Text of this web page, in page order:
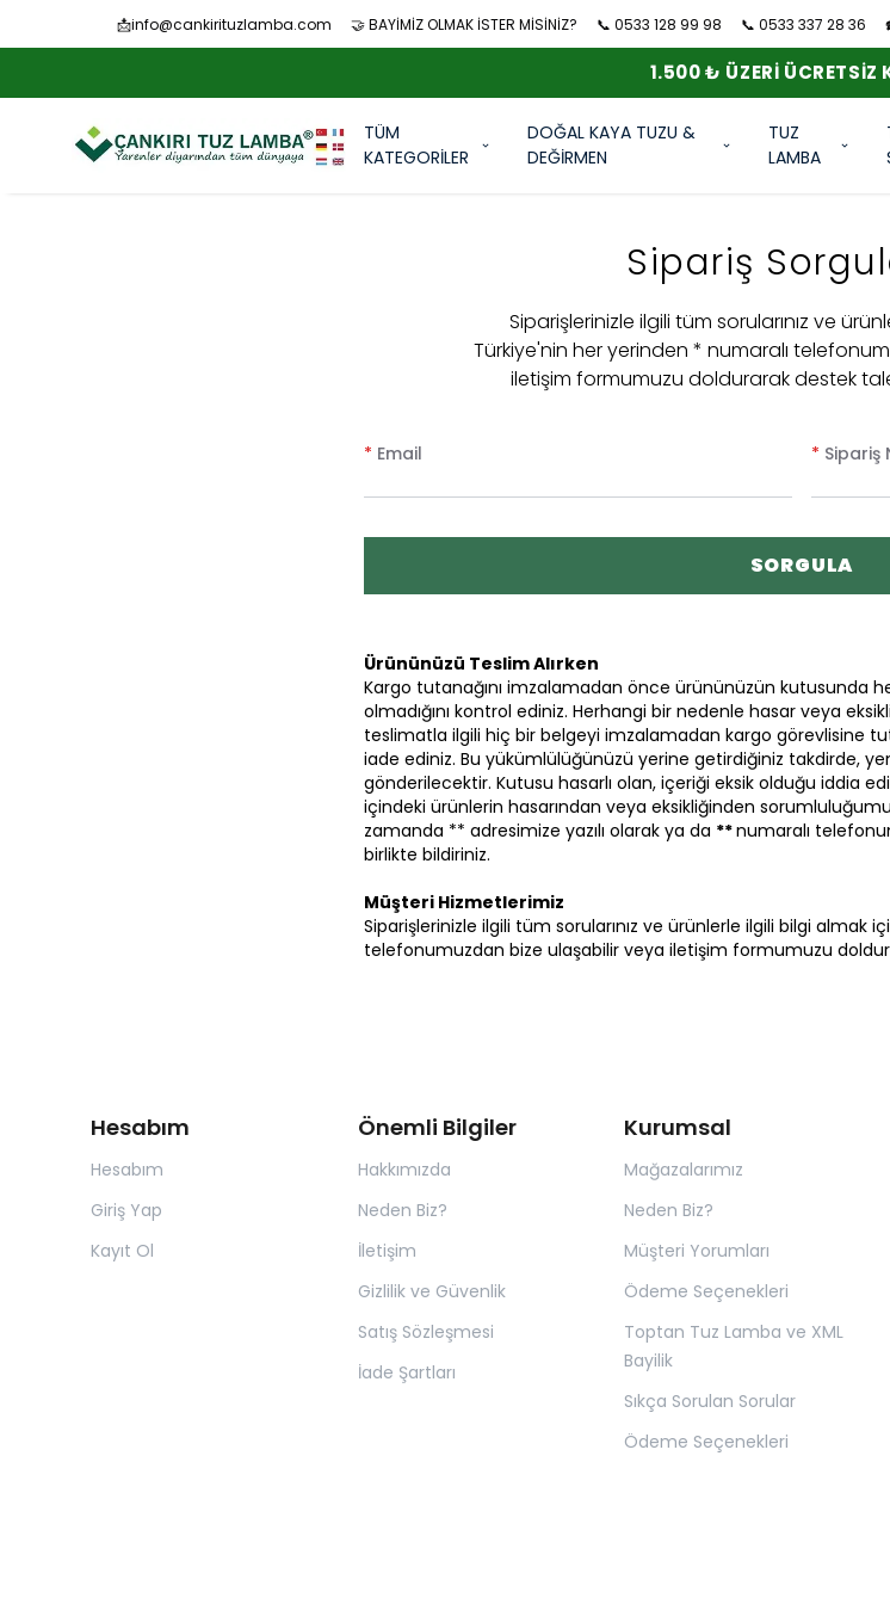
📩info@cankirituzlamba.com 🤝 BAYİMİZ OLMAK İSTER MİSİNİZ? 📞 0533 128 99 98 📞 0533 337 28 36
TÜM
KATEGORİLER
DOĞAL KAYA TUZU &
DEĞİRMEN
TUZ
LAMBA
Sipariş
Siparişlerinizle ilgili tüm sorularınız ve
Türkiye'nin her yerinden * numaralı
iletişim formumuzu doldurarak destek
* Email * Sipariş
SORGULA
Ürününüzü Teslim Alırken
Kargo tutanağını imzalamadan önce ürününüzün kutusunda
olmadığını kontrol ediniz. Herhangi bir nedenle hasar veya
teslimatla ilgili hiç bir belgeyi imzalamadan kargo görevlisine
iade ediniz. Bu yükümlülüğünüzü yerine getirdiğiniz takdirde,
gönderilecektir. Kutusu hasarlı olan, içeriği eksik olduğu iddia
içindeki ürünlerin hasarından veya eksikliğinden
zamanda ** adresimize yazılı olarak ya da **numaralı
birlikte bildiriniz.
Müşteri Hizmetlerimiz
Siparişlerinizle ilgili tüm sorularınız ve ürünlerle ilgili bilgi almak
telefonumuzdan bize ulaşabilir veya iletişim formumuzu
Hesabım
Hesabım
Giriş Yap
Kayıt Ol
Önemli Bilgiler
Hakkımızda
Neden Biz?
İletişim
Gizlilik ve Güvenlik
Satış Sözleşmesi
İade Şartları
Kurumsal
Mağazalarımız
Neden Biz?
Müşteri Yorumları
Ödeme Seçenekleri
Toptan Tuz Lamba ve XML
Bayilik
Sıkça Sorulan Sorular
Ödeme Seçenekleri